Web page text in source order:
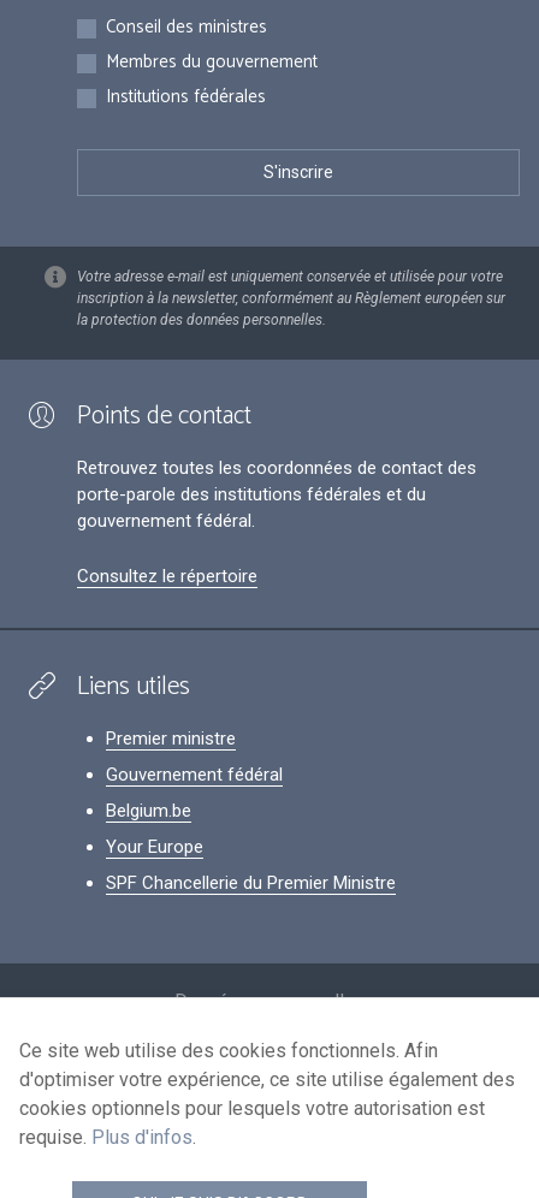
Inscriptions
Conseil des ministres
Membres du gouvernement
Institutions fédérales
Votre adresse e-mail est uniquement conservée et utilisée pour votre
inscription à la newsletter, conformément au Règlement européen sur
la protection des données personnelles.
Points de contact
Retrouvez toutes les coordonnées de contact des
porte-parole des institutions fédérales et du
gouvernement fédéral.
Consultez le répertoire
Liens utiles
Premier ministre
Gouvernement fédéral
Belgium.be
Your Europe
SPF Chancellerie du Premier Ministre
Données personnelles
Conditions de réutilisation
Contactez-nous
Ce site web utilise des cookies fonctionnels. Afin
d'optimiser votre expérience, ce site utilise également des
cookies optionnels pour lesquels votre autorisation est
requise. Plus d'infos.